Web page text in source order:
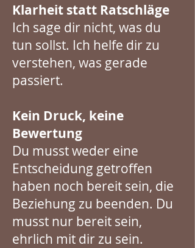
Klarheit statt Ratschläge
Ich sage dir nicht, was du
tun sollst. Ich helfe dir zu
verstehen, was gerade
passiert.
Kein Druck, keine
Bewertung
Du musst weder eine
Entscheidung getroffen
haben noch bereit sein, die
Beziehung zu beenden. Du
musst nur bereit sein,
ehrlich mit dir zu sein.